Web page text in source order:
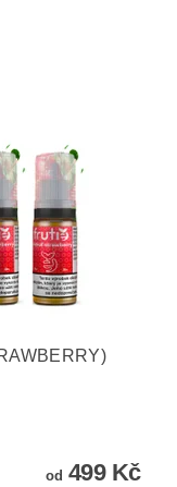
od 499 Kč